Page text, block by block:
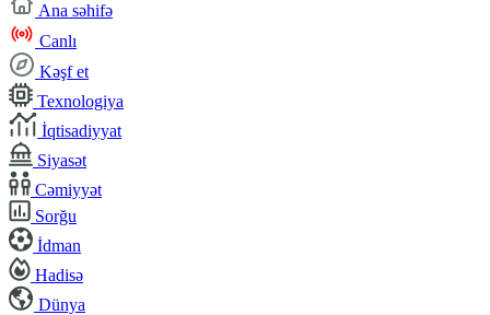
Ana səhifə
Canlı
Kəşf et
Texnologiya
İqtisadiyyat
Siyasət
Cəmiyyət
Sorğu
İdman
Hadisə
Dünya